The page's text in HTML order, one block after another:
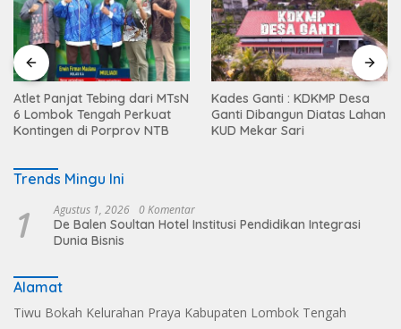
Atlet Panjat Tebing dari MTsN
6 Lombok Tengah Perkuat
Kontingen di Porprov NTB
Kades Ganti : KDKMP Desa
Ganti Dibangun Diatas Lahan
KUD Mekar Sari
Trends Mingu Ini
1 Agustus 1, 2026 0 Komentar
De Balen Soultan Hotel Institusi Pendidikan Integrasi
Dunia Bisnis
Alamat
Tiwu Bokah Kelurahan Praya Kabupaten Lombok Tengah